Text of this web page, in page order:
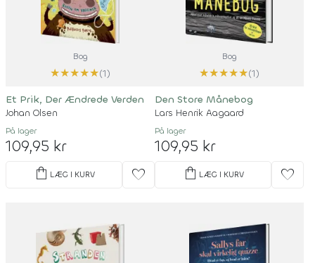
Bog
★★★★★(1)
Et Prik, Der Ændrede Verden
Johan Olsen
På lager
109,95 kr
shopping_bag LÆG I KURV favorite
Bog
★★★★★(1)
Den Store Månebog
Lars Henrik Aagaard
På lager
109,95 kr
shopping_bag LÆG I KURV favorite